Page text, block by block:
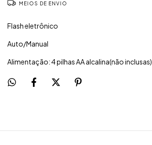
MEIOS DE ENVIO
Flash eletrônico
Auto/Manual
Alimentação: 4 pilhas AA alcalina(não inclusas)